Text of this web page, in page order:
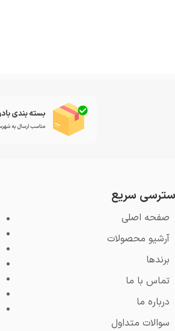
سریع
صفحه اصلی
آرشیو محصولات
برندها
تماس با ما
درباره ما
سوالات متداول